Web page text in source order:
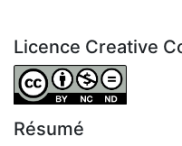
Licence Creative
Attribution-
Résumé